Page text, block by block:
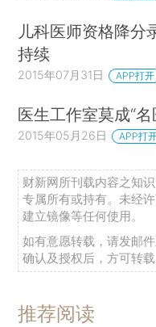
儿科医师资格降分
持续
2015年07月31日 APP打开
医生工作室莫成“名
2015年05月26日 APP打
财新网所刊载内容之知
专属所有或持有。未经
建立镜像等任何使用。
如有意愿转载，请发邮
确认及授权后，方可转载
推荐阅读